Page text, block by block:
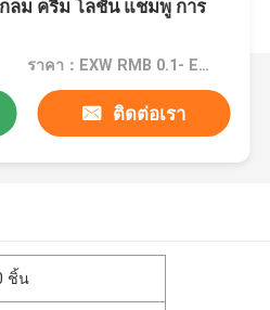
ม ครีม โลชั่น แชมพู การ
ราคา：EXW RMB 0.1- EXW RMB 5
ติดต่อเรา
ชิ้น